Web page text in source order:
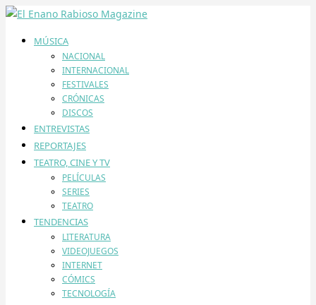
MÚSICA
NACIONAL
INTERNACIONAL
FESTIVALES
CRÓNICAS
DISCOS
ENTREVISTAS
REPORTAJES
TEATRO, CINE Y TV
PELÍCULAS
SERIES
TEATRO
TENDENCIAS
LITERATURA
VIDEOJUEGOS
INTERNET
CÓMICS
TECNOLOGÍA